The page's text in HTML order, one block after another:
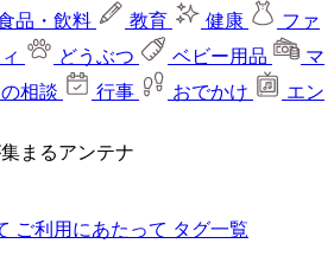
品・飲料 教育 健康
ファ
どうぶつ ベビー用品
マ
相談 行事 おでかけ
エン
まるアンテナ
ご利用にあたって タグ一覧